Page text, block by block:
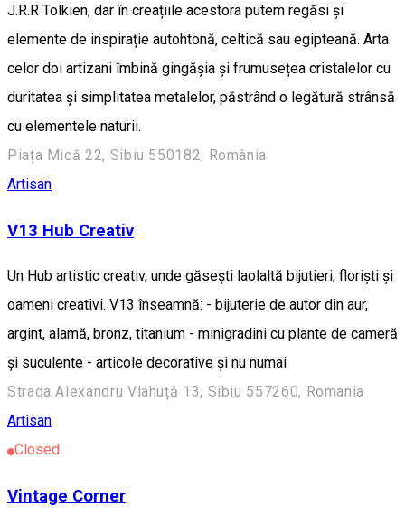
J.R.R Tolkien, dar în creațiile acestora putem regăsi și
elemente de inspirație autohtonă, celtică sau egipteană. Arta
celor doi artizani îmbină gingășia și frumusețea cristalelor cu
duritatea și simplitatea metalelor, păstrând o legătură strânsă
cu elementele naturii.
Piața Mică 22, Sibiu 550182, România
Artisan
V13 Hub Creativ
Un Hub artistic creativ, unde găsești laolaltă bijutieri, floriști și
oameni creativi. V13 înseamnă: - bijuterie de autor din aur,
argint, alamă, bronz, titanium - minigradini cu plante de cameră
și suculente - articole decorative și nu numai
Strada Alexandru Vlahuță 13, Sibiu 557260, Romania
Artisan
Closed
Vintage Corner